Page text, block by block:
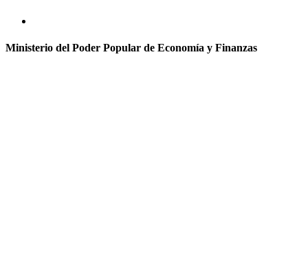
Ministerio del Poder Popular de Economía y Finanzas